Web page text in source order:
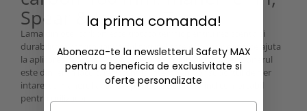
Spear & Jackson Tyzack
Lama din otel carbon este tratata termic pentru rezistenta si
durabilitate marita, iar varful rotund este eficient deoarece ajuta
la aplicarea tencuielii si completarea golurilor ramase. Manerul
este din lemn lacuit, rezistent la intemperii, iar suportul de fier
intareste manerul avand o prindere buna si fiind confortabil
pentru utilizator.
la prima comanda!
Aboneaza-te la newsletterul Safety MAX
pentru a beneficia de exclusivitate si
oferte personalizate